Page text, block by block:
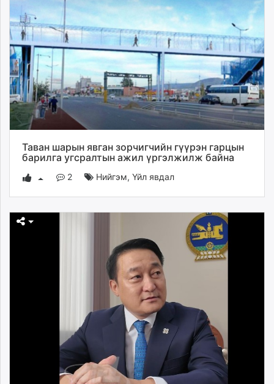
Таван шарын явган зорчигчийн гүүрэн гарцын
барилга угсралтын ажил үргэлжилж байна
2 Нийгэм,Үйл явдал